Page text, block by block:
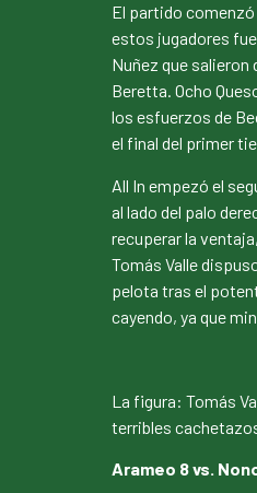
El partido
estos jugadores
Nuñez que
Beretta. Ocho
los esfuerzos de
el final del primer
All In empezó el
al lado del palo
recuperar la
Tomás Valle
pelota tras el
cayendo, ya que
La figura: Tomás
terribles
Arameo 8 vs.